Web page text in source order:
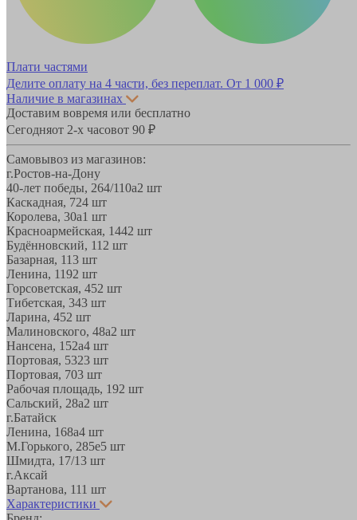
Плати частями
Делите оплату на 4 части, без переплат. От 1 000 ₽
Наличие в магазинах
Доставим вовремя или бесплатно
Сегодняот 2-х часовот 90 ₽
Самовывоз из магазинов:
г.Ростов-на-Дону
40-лет победы, 264/110а2 шт
Каскадная, 724 шт
Королева, 30а1 шт
Красноармейская, 1442 шт
Будённовский, 11 2 шт
Базарная, 113 шт
Ленина, 1192 шт
Горсоветская, 452 шт
Тибетская, 343 шт
Ларина, 452 шт
Малиновского, 48а2 шт
Нансена, 152а4 шт
Портовая, 5323 шт
Портовая, 703 шт
Рабочая площадь, 192 шт
Сальский, 28a2 шт
г.Батайск
Ленина, 168а4 шт
М.Горького, 285е5 шт
Шмидта, 17/13 шт
г.Аксай
Вартанова, 111 шт
Характеристики